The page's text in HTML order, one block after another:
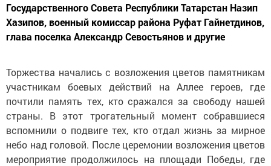
Государственного Совета Республики Татарстан Назип
Хазипов, военный комиссар района Руфат Гайнетдинов,
глава поселка Александр Севостьянов и другие
Торжества начались с возложения цветов памятникам
участникам боевых действий на Аллее героев, где
почтили память тех, кто сражался за свободу нашей
страны. В этот трогательный момент собравшиеся
вспомнили о подвиге тех, кто отдал жизнь за мирное
небо над головой. После церемонии возложения цветов
мероприятие продолжилось на площади Победы, где